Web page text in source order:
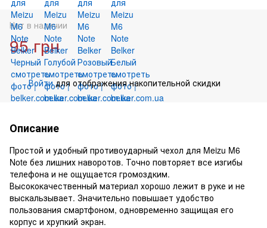
Нет в наличии
95 грн
% Войтидля отображения накопительной скидки
Описание
Простой и удобный противоударный чехол для Meizu M6
Note без лишних наворотов. Точно повторяет все изгибы
телефона и не ощущается громоздким.
Высококачественный материал хорошо лежит в руке и не
выскальзывает. Значительно повышает удобство
пользования смартфоном, одновременно защищая его
корпус и хрупкий экран.